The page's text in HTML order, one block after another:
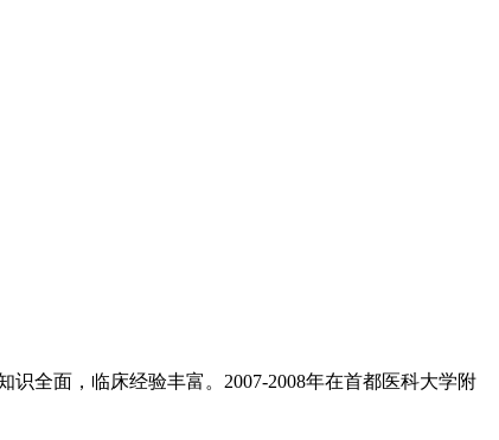
全面，临床经验丰富。2007-2008年在首都医科大学附